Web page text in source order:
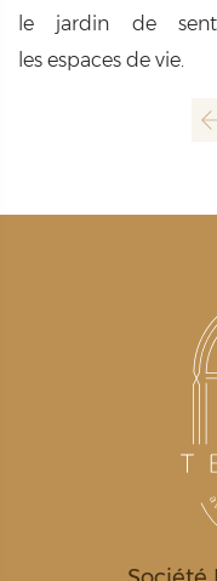
le jardin de
les espaces de vie.